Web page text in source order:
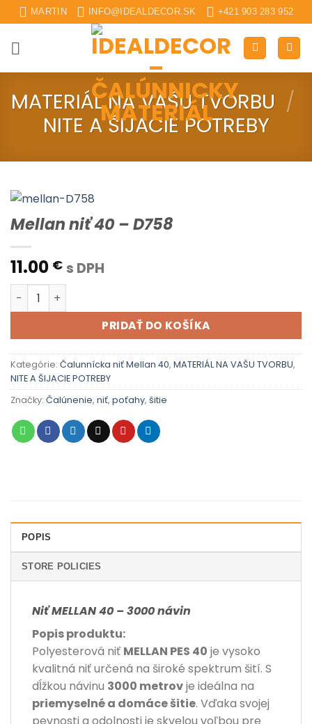
Skip
to
content
MARTIN INFO@IDEALDECOR.SK +421 903 283 952
MATERIÁL NA VAŠU TVORBU /
NITE A ŠIJACIE POTREBY
Mellan niť 40 – D758
11.00 € s DPH
množstvo Mellan niť 40 - D758
PRIDAŤ DO KOŠÍKA
Kategórie: Čalunnícka niť Mellan 40, MATERIÁL NA VAŠU TVORBU,
NITE A ŠIJACIE POTREBY
Značky: Čalúnenie, niť, poťahy, šitie
POPIS
STORE POLICIES
Niť MELLAN 40 – 3000 návin
Popis produktu:
Polyesterová niť MELLAN PES 40 je vysoko
kvalitná niť určená na široké spektrum šití. S
dĺžkou návinu 3000 metrovje ideálna na
priemyselné a domáce šitie. Vďaka svojej